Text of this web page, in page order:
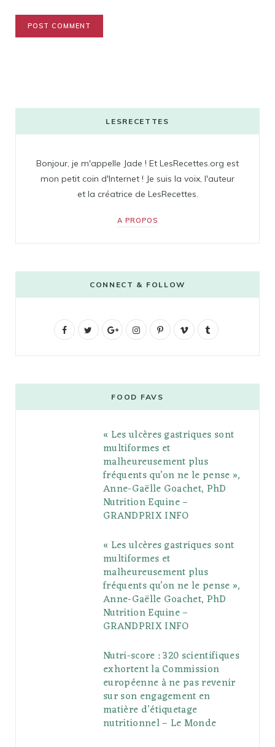
LESRECETTES
Bonjour, je m'appelle Jade ! Et LesRecettes.org est
mon petit coin d'Internet ! Je suis la voix, l'auteur
et la créatrice de LesRecettes.
A PROPOS
CONNECT & FOLLOW
F
b
t
G
l
e
P
l
s
I
a
g
r
a
P
e
r
e
s
V
o
l
r
FOOD FAVS
« Les ulcères gastriques sont
multiformes et
malheureusement plus
fréquents qu’on ne le pense »,
Anne-Gaëlle Goachet, PhD
Nutrition Equine –
GRANDPRIX INFO
« Les ulcères gastriques sont
multiformes et
malheureusement plus
fréquents qu’on ne le pense »,
Anne-Gaëlle Goachet, PhD
Nutrition Equine –
GRANDPRIX INFO
Nutri-score : 320 scientifiques
exhortent la Commission
européenne à ne pas revenir
sur son engagement en
matière d’étiquetage
nutritionnel – Le Monde